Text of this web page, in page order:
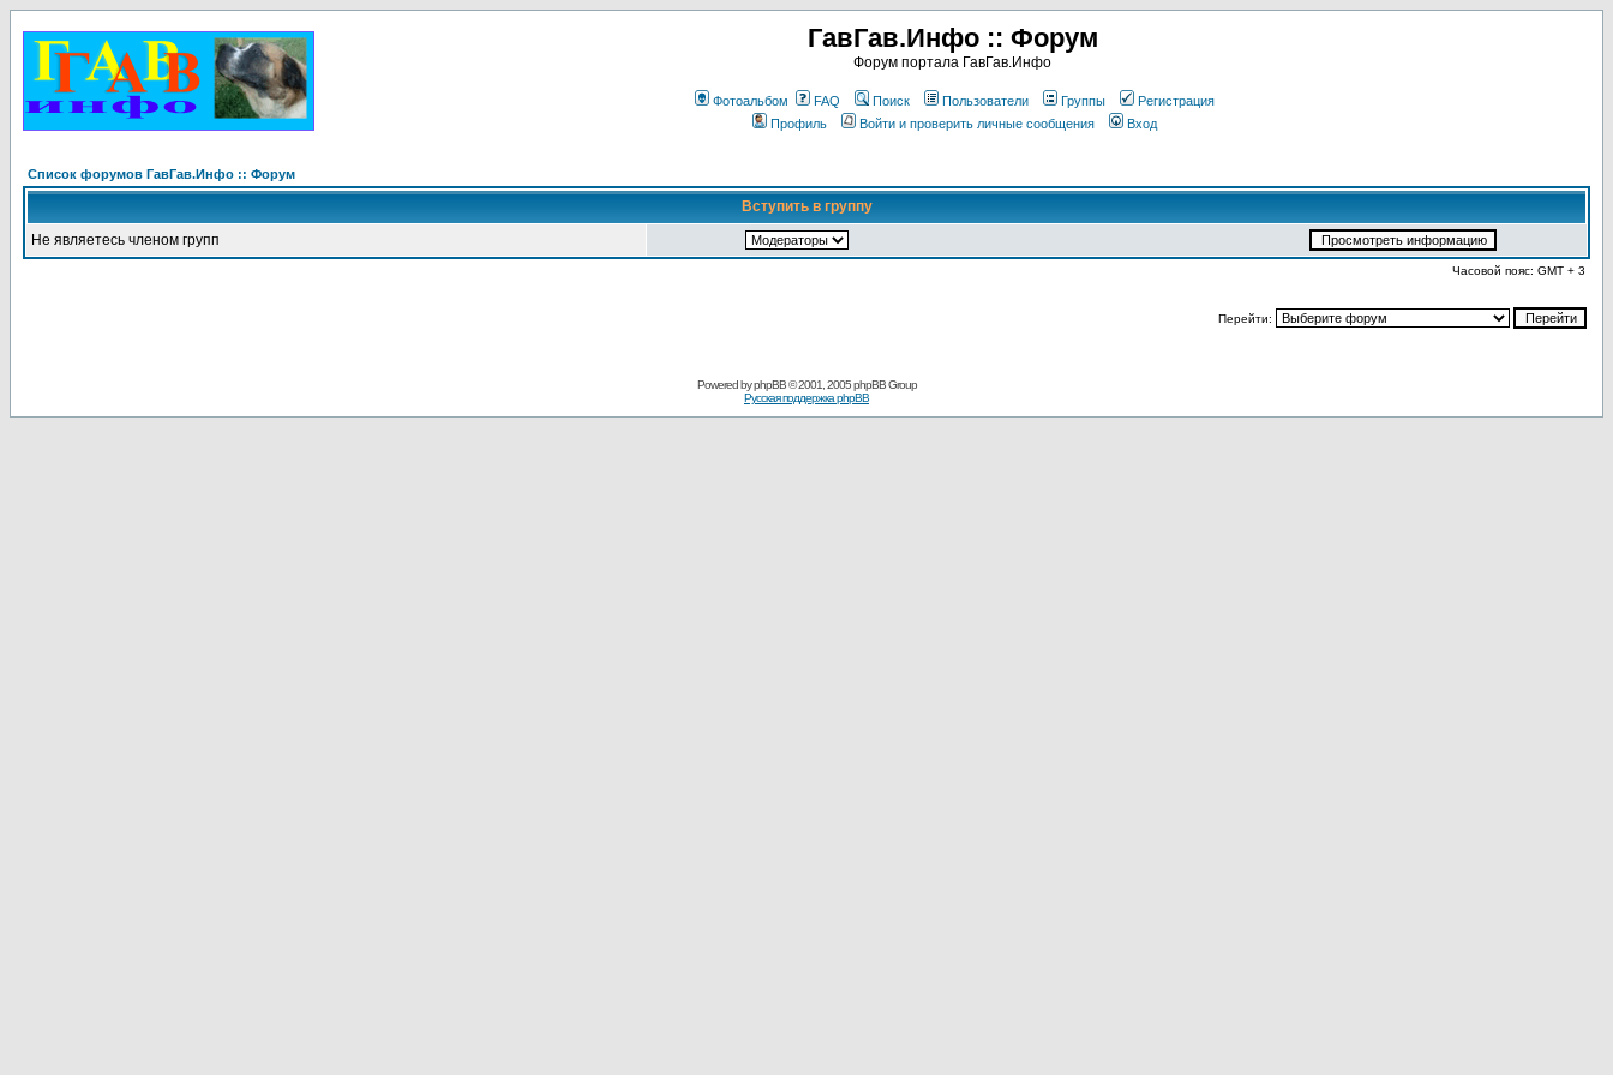
ГавГав.Инфо :: Форум
Форум портала ГавГав.Инфо
Фотоальбом FAQ Поиск Пользователи Группы
Регистрация
Профиль
Войти и проверить личные сообщения Вход
Список форумов ГавГав.Инфо :: Форум
Вступить в группу
Не являетесь членом групп
Часовой пояс: GMT + 3
Перейти:
Powered byphpBB© 2001, 2005 phpBB Group
Русская поддержка phpBB